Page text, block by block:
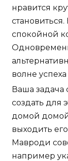
нравится
спокойной
волне
Ваша задача
создать для
домой домой
выходить
Мавроди
например